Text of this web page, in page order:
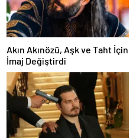
Akın Akınözü, Aşk ve Taht İçin
İmaj Değiştirdi